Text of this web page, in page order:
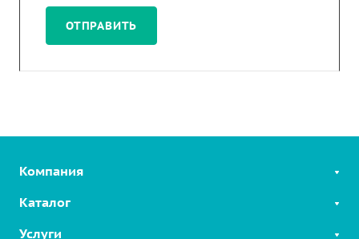
ОТПРАВИТЬ
Компания
Каталог
SIP-телефоны
Услуги